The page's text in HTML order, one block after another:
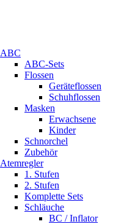
ABC
ABC-Sets
Flossen
Geräteflossen
Schuhflossen
Masken
Erwachsene
Kinder
Schnorchel
Zubehör
Atemregler
1. Stufen
2. Stufen
Komplette Sets
Schläuche
BC / Inflator